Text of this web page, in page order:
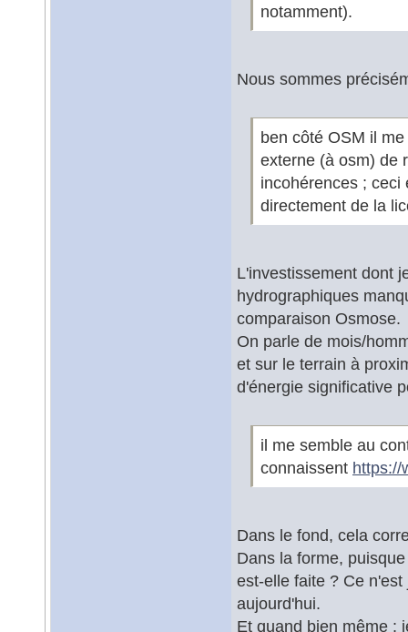
notamment).
Nous sommes
ben côté OSM il
externe (à osm) de
incohérences ; ceci
directement de la
L'investissement dont
hydrographiques
comparaison Osmose.
On parle de mois/
et sur le terrain à
d'énergie significative
il me semble au
connaissent https://
Dans le fond, cela
Dans la forme,
est-elle faite ? Ce
aujourd'hui.
Et quand bien même :